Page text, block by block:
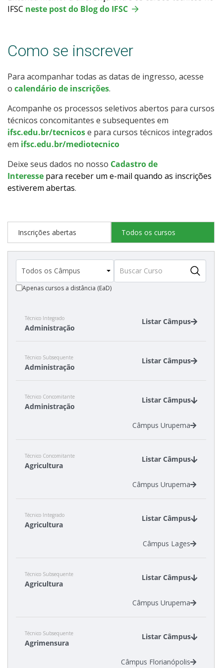
IFSC neste post do Blog do IFSC
Como se inscrever
Para acompanhar todas as datas de ingresso, acesse
o calendário de inscrições.
Acompanhe os processos seletivos abertos para cursos
técnicos concomitantes e subsequentes em
ifsc.edu.br/tecnicose para cursos técnicos integrados
em ifsc.edu.br/mediotecnico
Deixe seus dados no nosso Cadastro de
Interesse para receber um e-mail quando as inscrições
estiverem abertas.
Inscrições abertas Todos os cursos
Apenas cursos a distância (EaD)
Técnico Integrado
Administração
Listar Câmpus
Câmpus Garopaba
Câmpus Xanxerê
Técnico Subsequente
Administração
Listar Câmpus
Câmpus Gaspar
Câmpus São Lourenço do Oeste
Técnico Concomitante
Administração
Listar Câmpus
Câmpus Urupema
Técnico Concomitante
Agricultura
Listar Câmpus
Câmpus Urupema
Técnico Integrado
Agricultura
Listar Câmpus
Câmpus Lages
Técnico Subsequente
Agricultura
Listar Câmpus
Câmpus Urupema
Técnico Subsequente
Agrimensura
Listar Câmpus
Câmpus Florianópolis